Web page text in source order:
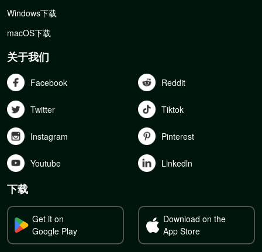
Windows下载
macOS下载
关于我们
Facebook Reddit
Twitter Tiktok
Instagram Pinterest
Youtube Linkedln
下载
Get it on
Google Play
Download on the
App Store